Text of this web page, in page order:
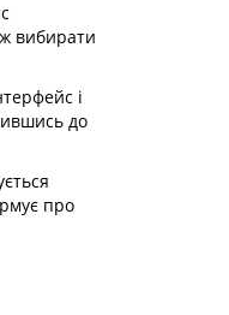
вибирати
і
до
про